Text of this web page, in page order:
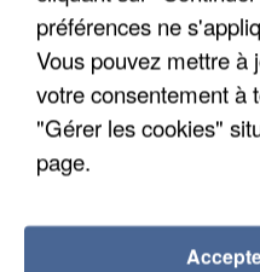
préférences ne
Vous pouvez mettre à
votre consentement à
"Gérer les cookies"
page.